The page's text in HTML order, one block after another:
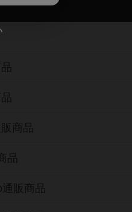
商品
品
販商品